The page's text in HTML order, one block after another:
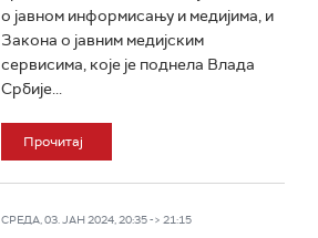
о јавном информисању и медијима, и
Закона о јавним медијским
сервисима, које је поднела Влада
Србије...
Прочитај
СРЕДА, 03. ЈАН 2024, 20:35 -> 21:15